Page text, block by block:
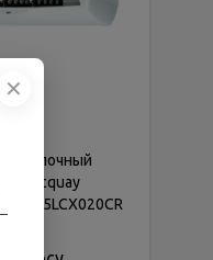
потолочный
Mcquay
M5LCX020CR
✕